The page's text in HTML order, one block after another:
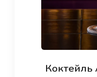
Коктейль